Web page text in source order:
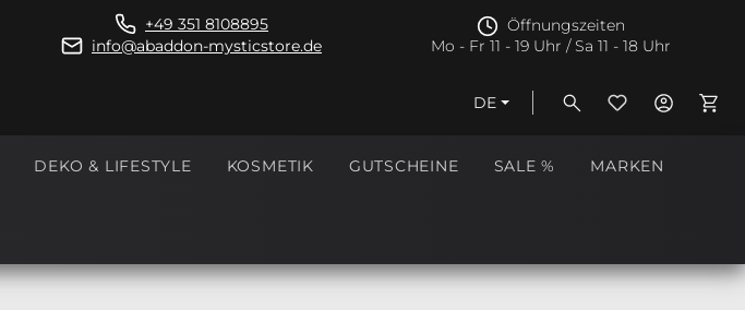
+49 351 8108895
info@abaddon-mysticstore.de
Öffnungszeiten
Mo - Fr 11 - 19 Uhr / Sa 11 - 18 Uhr
DE
DEKO & LIFESTYLE KOSMETIK GUTSCHEINE SALE % MARKEN